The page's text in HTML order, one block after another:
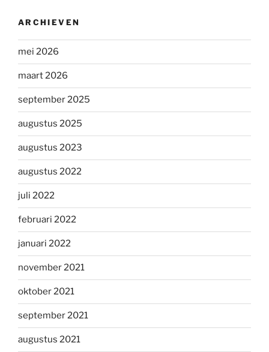
ARCHIEVEN
mei 2026
maart 2026
september 2025
augustus 2025
augustus 2023
augustus 2022
juli 2022
februari 2022
januari 2022
november 2021
oktober 2021
september 2021
augustus 2021